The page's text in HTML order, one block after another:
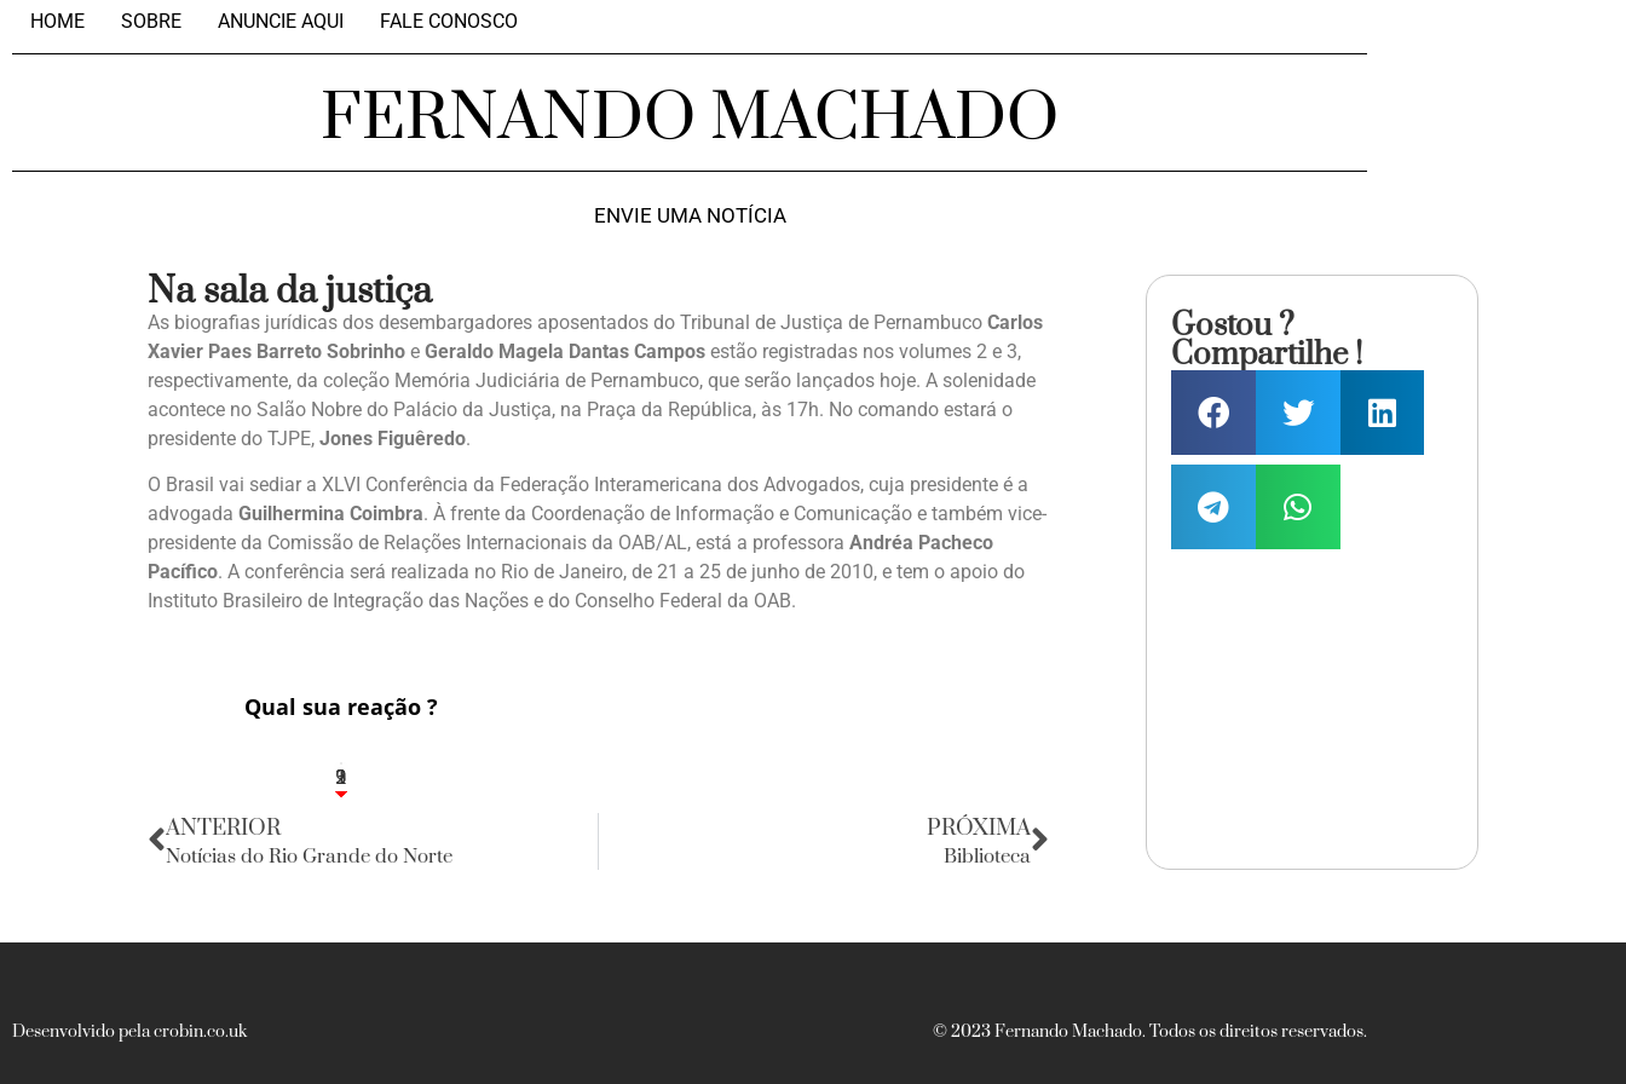
HOME SOBRE ANUNCIE AQUI FALE CONOSCO
FERNANDO MACHADO
ENVIE UMA NOTÍCIA
Na sala da justiça
As biografias jurídicas dos desembargadores aposentados do Tribunal de Justiça de Pernambuco Carlos
Xavier Paes Barreto Sobrinho e Geraldo Magela Dantas Campos estão registradas nos volumes 2 e 3,
respectivamente, da coleção Memória Judiciária de Pernambuco, que serão lançados hoje. A solenidade
acontece no Salão Nobre do Palácio da Justiça, na Praça da República, às 17h. No comando estará o
presidente do TJPE, Jones Figuêredo.
O Brasil vai sediar a XLVI Conferência da Federação Interamericana dos Advogados, cuja presidente é a
advogada Guilhermina Coimbra. À frente da Coordenação de Informação e Comunicação e também vice-
presidente da Comissão de Relações Internacionais da OAB/AL, está a professora Andréa Pacheco
Pacífico. A conferência será realizada no Rio de Janeiro, de 21 a 25 de junho de 2010, e tem o apoio do
Instituto Brasileiro de Integração das Nações e do Conselho Federal da OAB.
Qual sua reação ?
3
1
2
9
ANTERIOR
Notícias do Rio Grande do Norte
PRÓXIMA
Biblioteca
Gostou ?
Compartilhe !
Desenvolvido pela crobin.co.uk © 2023 Fernando Machado. Todos os direitos reservados.